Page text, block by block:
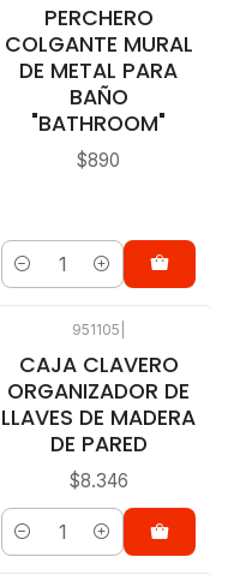
PERCHERO
COLGANTE MURAL
DE METAL PARA
BAÑO
"BATHROOM"
$890
Cantidad
951105
CAJA CLAVERO
ORGANIZADOR DE
LLAVES DE MADERA
DE PARED
$8.346
Cantidad